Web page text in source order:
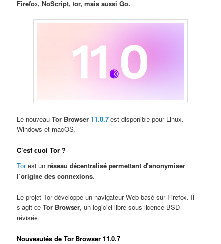
Firefox, NoScript, tor, mais aussi Go.
Le nouveauTor Browser11.0.7 est disponible pour Linux,
Windows et macOS.
C’est quoi Tor ?
Torest unréseau décentralisé permettant d’anonymiser
l’origine des connexions.
Le projet Tor développe un navigateur Web basé sur Firefox. Il
s’agit deTor Browser, un logiciel libre sous licence BSD
révisée.
Nouveautés de Tor Browser 11.0.7